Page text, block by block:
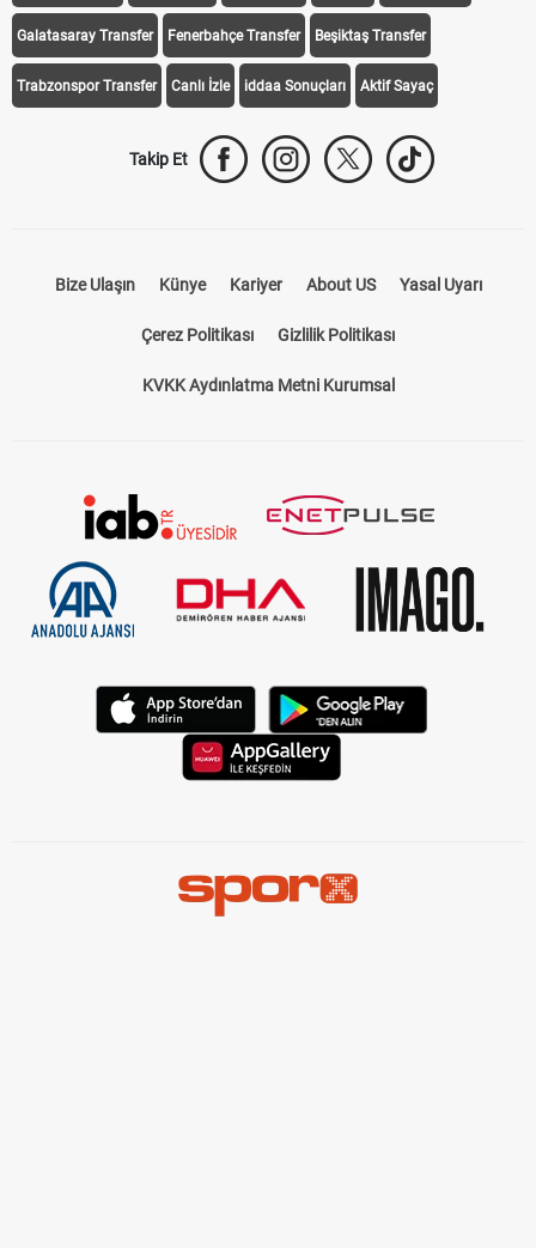
Galatasaray Transfer Fenerbahçe Transfer Beşiktaş Transfer
Trabzonspor Transfer Canlı İzle iddaa Sonuçları Aktif Sayaç
Takip Et
Bize Ulaşın Künye Kariyer About US Yasal Uyarı
Çerez Politikası Gizlilik Politikası
KVKK Aydınlatma Metni Kurumsal